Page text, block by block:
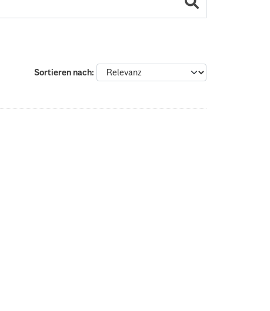
Sortieren nach